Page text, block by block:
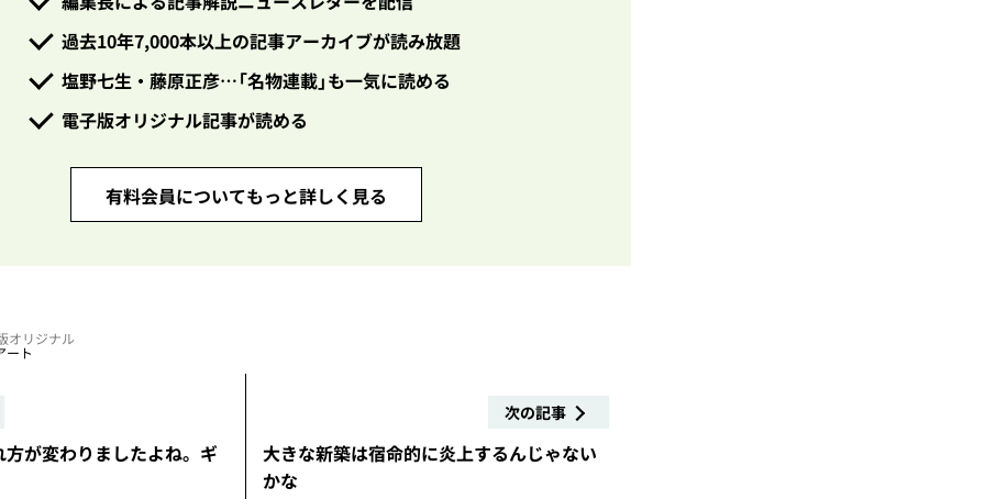
過去10年7,000本以上の記事アーカイブが読み放題
塩野七生・藤原正彦…「名物連載」も一気に読める
電子版オリジナル記事が読める
有料会員についてもっと詳しく見る
オリジナル
ート
が変わりましたよね。ギ
次の記事
大きな新築は宿命的に炎上するんじゃない
かな